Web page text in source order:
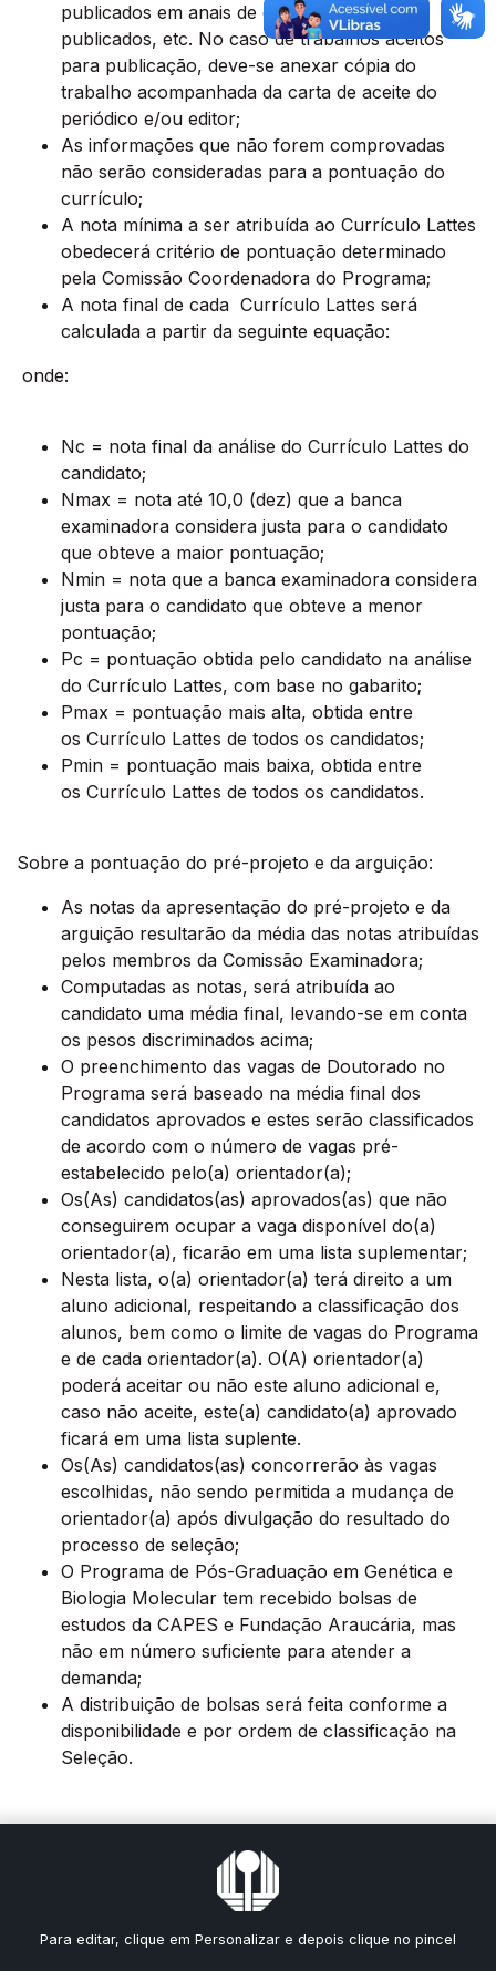
publicados em anais de congressos, artigos
publicados, etc. No caso de trabalhos aceitos
para publicação, deve-se anexar cópia do
trabalho acompanhada da carta de aceite do
periódico e/ou editor;
As informações que não forem comprovadas
não serão consideradas para a pontuação do
currículo;
A nota mínima a ser atribuída ao Currículo Lattes
obedecerá critério de pontuação determinado
pela Comissão Coordenadora do Programa;
A nota final de cada Currículo Lattes será
calculada a partir da seguinte equação:
onde:
Nc = nota final da análise do Currículo Lattes do
candidato;
Nmax = nota até 10,0 (dez) que a banca
examinadora considera justa para o candidato
que obteve a maior pontuação;
Nmin = nota que a banca examinadora considera
justa para o candidato que obteve a menor
pontuação;
Pc = pontuação obtida pelo candidato na análise
do Currículo Lattes, com base no gabarito;
Pmax = pontuação mais alta, obtida entre
os Currículo Lattes de todos os candidatos;
Pmin = pontuação mais baixa, obtida entre
os Currículo Lattes de todos os candidatos.
Sobre a pontuação do pré-projeto e da arguição:
As notas da apresentação do pré-projeto e da
arguição resultarão da média das notas atribuídas
pelos membros da Comissão Examinadora;
Computadas as notas, será atribuída ao
candidato uma média final, levando-se em conta
os pesos discriminados acima;
O preenchimento das vagas de Doutorado no
Programa será baseado na média final dos
candidatos aprovados e estes serão classificados
de acordo com o número de vagas pré-
estabelecido pelo(a) orientador(a);
Os(As) candidatos(as) aprovados(as) que não
conseguirem ocupar a vaga disponível do(a)
orientador(a), ficarão em uma lista suplementar;
Nesta lista, o(a) orientador(a) terá direito a um
aluno adicional, respeitando a classificação dos
alunos, bem como o limite de vagas do Programa
e de cada orientador(a). O(A) orientador(a)
poderá aceitar ou não este aluno adicional e,
caso não aceite, este(a) candidato(a) aprovado
ficará em uma lista suplente.
Os(As) candidatos(as) concorrerão às vagas
escolhidas, não sendo permitida a mudança de
orientador(a) após divulgação do resultado do
processo de seleção;
O Programa de Pós-Graduação em Genética e
Biologia Molecular tem recebido bolsas de
estudos da CAPES e Fundação Araucária, mas
não em número suficiente para atender a
demanda;
A distribuição de bolsas será feita conforme a
disponibilidade e por ordem de classificação na
Seleção.
Para editar, clique em Personalizar e depois clique no pincel